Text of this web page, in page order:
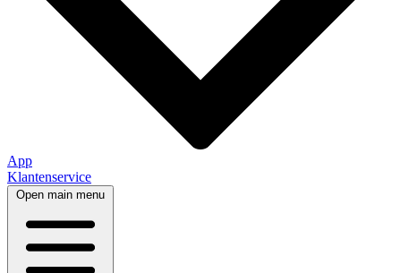
App
Klantenservice
Open main menu